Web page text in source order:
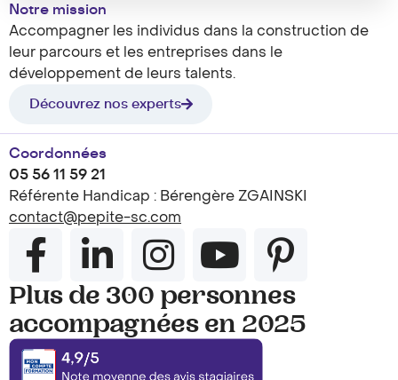
Notre mission
Accompagner les individus dans la construction de
leur parcours et les entreprises dans le
développement de leurs talents.
Découvrez nos experts
Coordonnées
05 56 11 59 21
Référente Handicap : Bérengère ZGAINSKI
contact@pepite-sc.com
Plus de 300 personnes
accompagnées en 2025